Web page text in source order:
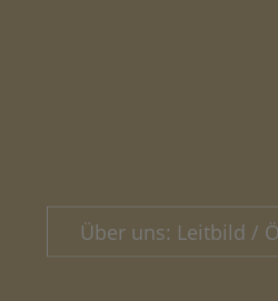
Über uns: Leitbild /